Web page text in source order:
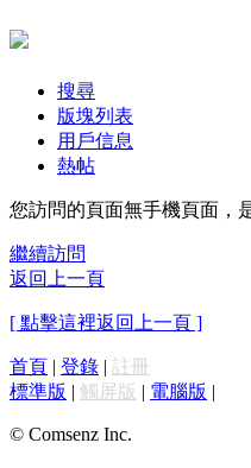
搜尋
版塊列表
用戶信息
熱帖
您訪問的頁面無手機頁面，
繼續訪問
返回上一頁
[ 點擊這裡返回上一頁 ]
首頁 | 登錄 | 註冊
標準版 | 觸屏版 | 電腦版 |
© Comsenz Inc.